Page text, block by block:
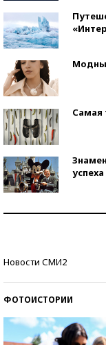
Самая
Новости СМИ2
ФОТОИСТОРИИ